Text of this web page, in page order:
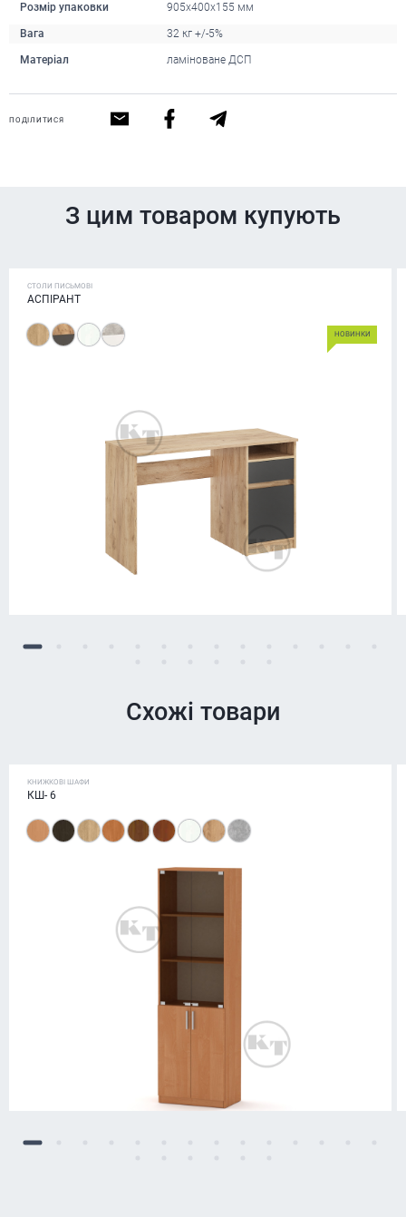
Розмір упаковки 905х400х155 мм
Вага 32 кг +/-5%
Матеріал ламіноване ДСП
ПОДІЛИТИСЯ
З цим товаром купують
СТОЛИ ПИСЬМОВІ
АСПІРАНТ
НОВИНКИ
Схожі товари
КНИЖКОВІ ШАФИ
КШ- 6